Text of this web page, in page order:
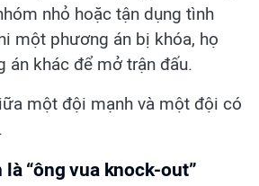
nhỏ hoặc tận dụng tình
một phương án bị khóa, họ
án khác để mở trận đấu.
một đội mạnh và một đội có
là “ông vua knock-out”